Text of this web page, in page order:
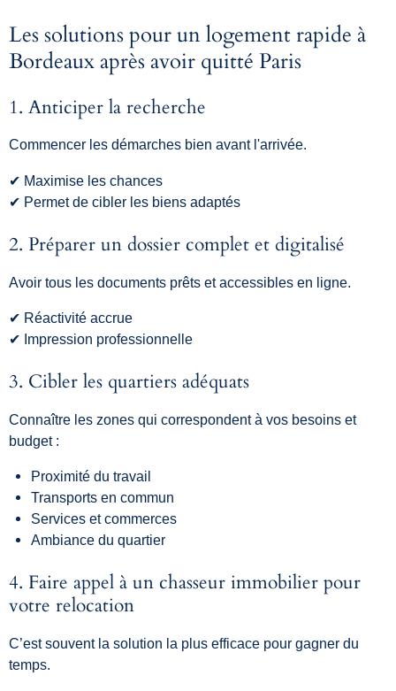
Les solutions pour un logement rapide à
Bordeaux après avoir quitté Paris
1. Anticiper la recherche
Commencer les démarches bien avant l'arrivée.
✔ Maximise les chances
✔ Permet de cibler les biens adaptés
2. Préparer un dossier complet et digitalisé
Avoir tous les documents prêts et accessibles en ligne.
✔ Réactivité accrue
✔ Impression professionnelle
3. Cibler les quartiers adéquats
Connaître les zones qui correspondent à vos besoins et
budget :
Proximité du travail
Transports en commun
Services et commerces
Ambiance du quartier
4. Faire appel à un chasseur immobilier pour
votre relocation
C’est souvent la solution la plus efficace pour gagner du
temps.